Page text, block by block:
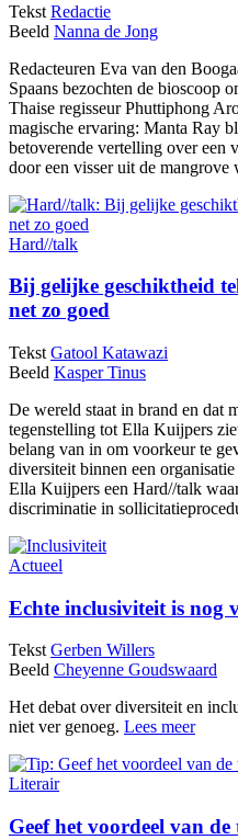
Tekst Redactie
Beeld Nanna de Jong
Redacteuren Eva van den
Spaans bezochten de bioscoop
Thaise regisseur Phuttiphong
magische ervaring: Manta Ray
betoverende vertelling over een
door een visser uit de mangrove
Hard//talk
Bij gelijke geschiktheid
net zo goed
Tekst Gatool Katawazi
Beeld Kasper Tinus
De wereld staat in brand en dat
tegenstelling tot Ella Kuijpers
belang van in om voorkeur te
diversiteit binnen een
Ella Kuijpers een Hard//talk
discriminatie in
Actueel
Echte inclusiviteit is nog
Tekst Gerben Willers
Beeld Cheyenne Goudswaard
Het debat over diversiteit en
niet ver genoeg. Lees meer
Literair
Geef het voordeel van